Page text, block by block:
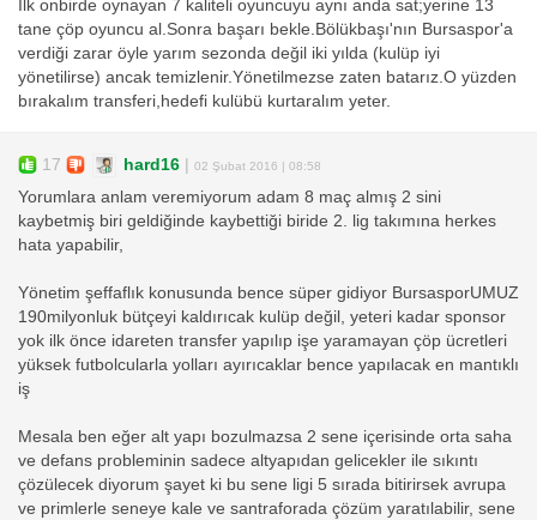
İlk onbirde oynayan 7 kaliteli oyuncuyu aynı anda sat;yerine 13
tane çöp oyuncu al.Sonra başarı bekle.Bölükbaşı'nın Bursaspor'a
verdiği zarar öyle yarım sezonda değil iki yılda (kulüp iyi
yönetilirse) ancak temizlenir.Yönetilmezse zaten batarız.O yüzden
bırakalım transferi,hedefi kulübü kurtaralım yeter.
17 hard16 02 Şubat 2016 | 08:58
Yorumlara anlam veremiyorum adam 8 maç almış 2 sini
kaybetmiş biri geldiğinde kaybettiği biride 2. lig takımına herkes
hata yapabilir,
Yönetim şeffaflık konusunda bence süper gidiyor BursasporUMUZ
190milyonluk bütçeyi kaldırıcak kulüp değil, yeteri kadar sponsor
yok ilk önce idareten transfer yapılıp işe yaramayan çöp ücretleri
yüksek futbolcularla yolları ayırıcaklar bence yapılacak en mantıklı
iş
Mesala ben eğer alt yapı bozulmazsa 2 sene içerisinde orta saha
ve defans probleminin sadece altyapıdan gelicekler ile sıkıntı
çözülecek diyorum şayet ki bu sene ligi 5 sırada bitirirsek avrupa
ve primlerle seneye kale ve santraforada çözüm yaratılabilir, sene